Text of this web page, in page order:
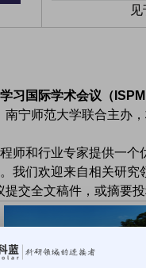
习国际学术会议（
南宁师范大学联合主办
师和行业专家提供一
我们欢迎来自相关研究
提交全文稿件，或摘要